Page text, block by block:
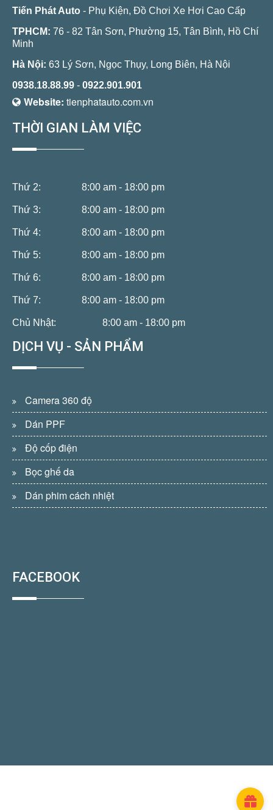
Tiến Phát Auto - Phụ Kiện, Đồ Chơi Xe Hơi Cao Cấp
TPHCM: 76 - 82 Tân Sơn, Phường 15, Tân Bình, Hồ Chí
Minh
Hà Nội: 63 Lý Sơn, Ngọc Thụy, Long Biên, Hà Nội
0938.18.88.99 - 0922.901.901
Website: tienphatauto.com.vn
THỜI GIAN LÀM VIỆC
Thứ 2: 8:00 am - 18:00 pm
Thứ 3: 8:00 am - 18:00 pm
Thứ 4: 8:00 am - 18:00 pm
Thứ 5: 8:00 am - 18:00 pm
Thứ 6: 8:00 am - 18:00 pm
Thứ 7: 8:00 am - 18:00 pm
Chủ Nhật: 8:00 am - 18:00 pm
DỊCH VỤ - SẢN PHẨM
Camera 360 độ
Dán PPF
Độ cốp điện
Bọc ghế da
Dán phim cách nhiệt
FACEBOOK